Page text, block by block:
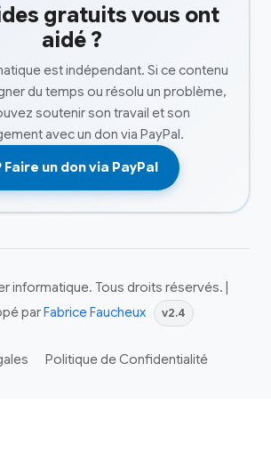
gratuits vous ont
aidé ?
est indépendant. Si ce contenu
du temps ou résolu un problème,
soutenir son travail et son
avec un don via PayPal.
Faire un don via PayPal
informatique. Tous droits réservés. |
par Fabrice Faucheux v2.4
Politique de Confidentialité